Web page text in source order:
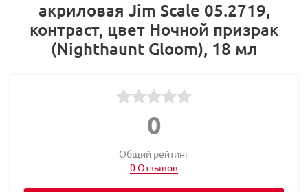
акриловая Jim Scale 05.2719,
контраст, цвет Ночной призрак
(Nighthaunt Gloom), 18 мл
0
Общий рейтинг
0 Отзывов